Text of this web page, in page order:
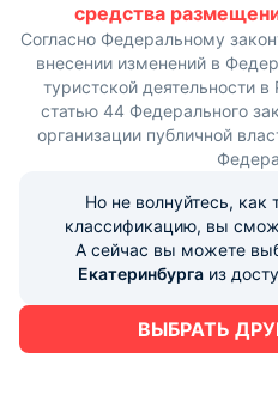
средства
Согласно Федеральному
внесении изменений в
туристской деятельности
статью 44 Федерального
организации публичной
Но не волнуйтесь, как
классификацию, вы
А сейчас вы можете
Екатеринбургаиз
ВЫБРАТЬ